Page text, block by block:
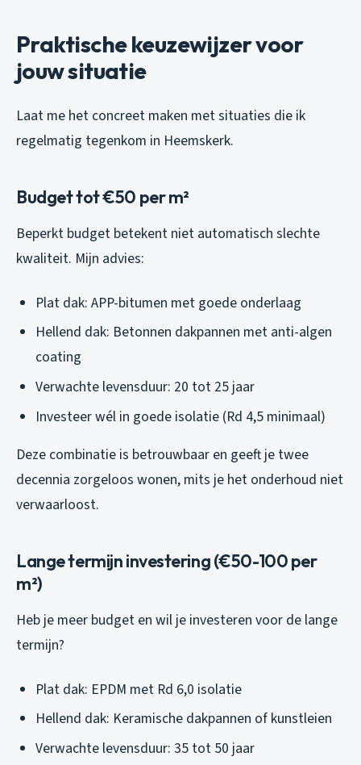
Praktische keuzewijzer voor
jouw situatie
Laat me het concreet maken met situaties die ik
regelmatig tegenkom in Heemskerk.
Budget tot €50 per m²
Beperkt budget betekent niet automatisch slechte
kwaliteit. Mijn advies:
Plat dak: APP-bitumen met goede onderlaag
Hellend dak: Betonnen dakpannen met anti-algen
coating
Verwachte levensduur: 20 tot 25 jaar
Investeer wél in goede isolatie (Rd 4,5 minimaal)
Deze combinatie is betrouwbaar en geeft je twee
decennia zorgeloos wonen, mits je het onderhoud niet
verwaarloost.
Lange termijn investering (€50-100 per
m²)
Heb je meer budget en wil je investeren voor de lange
termijn?
Plat dak: EPDM met Rd 6,0 isolatie
Hellend dak: Keramische dakpannen of kunstleien
Verwachte levensduur: 35 tot 50 jaar